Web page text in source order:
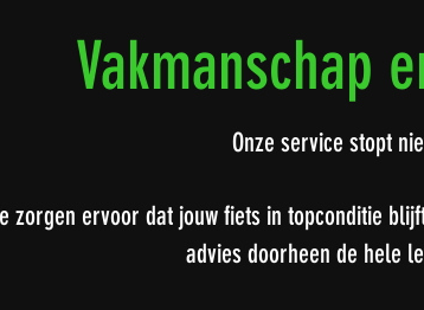
Vakmanschap
Onze service stopt
zorgen ervoor dat jouw fiets in topconditie
advies doorheen de hele